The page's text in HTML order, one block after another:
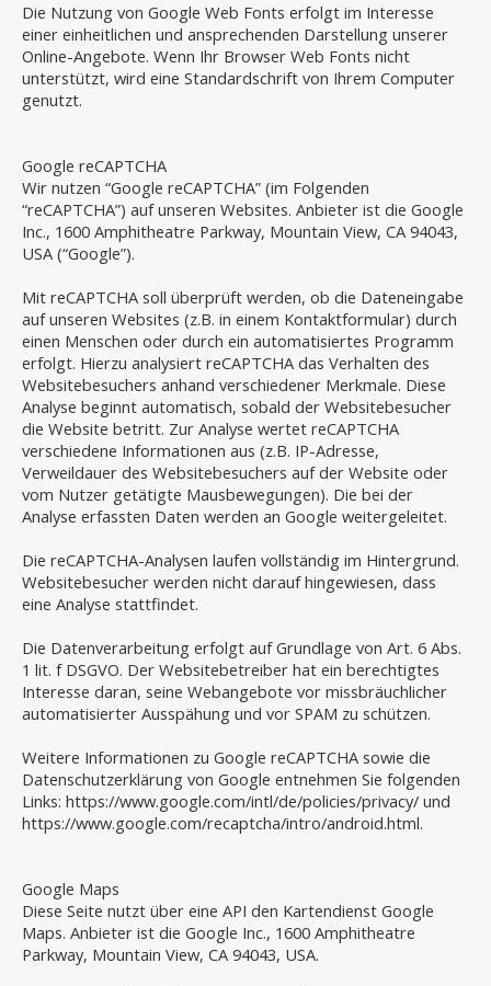
Die Nutzung von Google Web Fonts erfolgt im Interesse
einer einheitlichen und ansprechenden Darstellung unserer
Online-Angebote. Wenn Ihr Browser Web Fonts nicht
unterstützt, wird eine Standardschrift von Ihrem Computer
genutzt.
Google reCAPTCHA
Wir nutzen “Google reCAPTCHA” (im Folgenden
“reCAPTCHA”) auf unseren Websites. Anbieter ist die Google
Inc., 1600 Amphitheatre Parkway, Mountain View, CA 94043,
USA (“Google”).
Mit reCAPTCHA soll überprüft werden, ob die Dateneingabe
auf unseren Websites (z.B. in einem Kontaktformular) durch
einen Menschen oder durch ein automatisiertes Programm
erfolgt. Hierzu analysiert reCAPTCHA das Verhalten des
Websitebesuchers anhand verschiedener Merkmale. Diese
Analyse beginnt automatisch, sobald der Websitebesucher
die Website betritt. Zur Analyse wertet reCAPTCHA
verschiedene Informationen aus (z.B. IP-Adresse,
Verweildauer des Websitebesuchers auf der Website oder
vom Nutzer getätigte Mausbewegungen). Die bei der
Analyse erfassten Daten werden an Google weitergeleitet.
Die reCAPTCHA-Analysen laufen vollständig im Hintergrund.
Websitebesucher werden nicht darauf hingewiesen, dass
eine Analyse stattfindet.
Die Datenverarbeitung erfolgt auf Grundlage von Art. 6 Abs.
1 lit. f DSGVO. Der Websitebetreiber hat ein berechtigtes
Interesse daran, seine Webangebote vor missbräuchlicher
automatisierter Ausspähung und vor SPAM zu schützen.
Weitere Informationen zu Google reCAPTCHA sowie die
Datenschutzerklärung von Google entnehmen Sie folgenden
Links: https://www.google.com/intl/de/policies/privacy/ und
https://www.google.com/recaptcha/intro/android.html.
Google Maps
Diese Seite nutzt über eine API den Kartendienst Google
Maps. Anbieter ist die Google Inc., 1600 Amphitheatre
Parkway, Mountain View, CA 94043, USA.